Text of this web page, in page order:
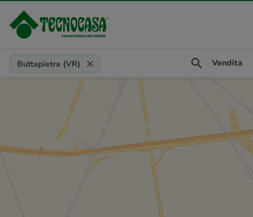
Provincia, comune, zona, riferimento
Buttapietra (VR) Vendita